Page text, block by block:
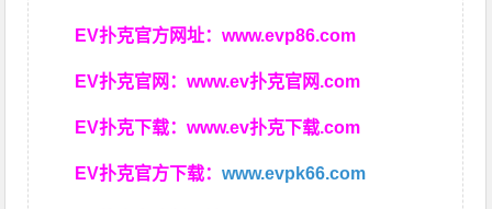
EV扑克官方网址：www.evp86.com
EV扑克官网：www.ev扑克官网.com
EV扑克下载：www.ev扑克下载.com
EV扑克官方下载：www.evpk66.com